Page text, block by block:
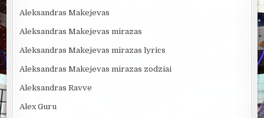
Aleksandras Makejevas
Aleksandras Makejevas mirazas
Aleksandras Makejevas mirazas lyrics
Aleksandras Makejevas mirazas zodziai
Aleksandras Ravve
Alex Guru